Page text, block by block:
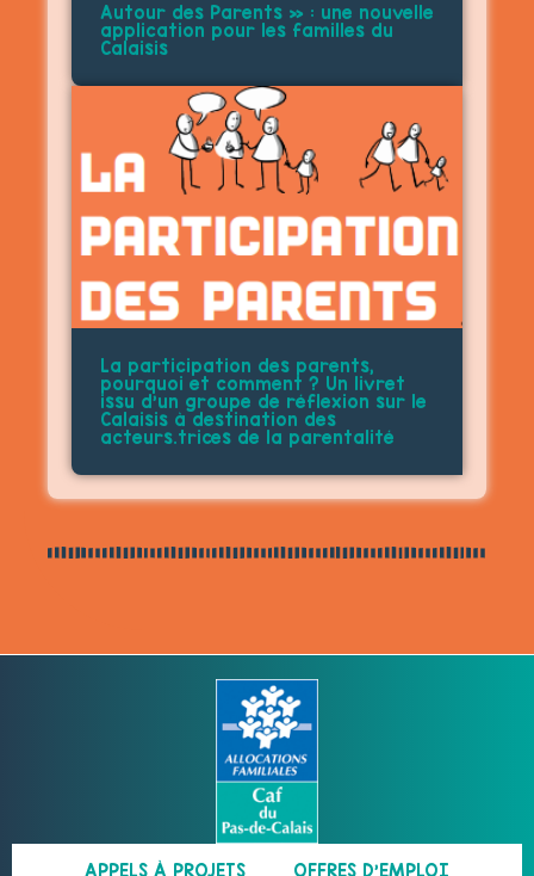
Autour des Parents » : une nouvelle
application pour les familles du
Calaisis
La participation des parents,
pourquoi et comment ? Un livret
issu d’un groupe de réflexion sur le
Calaisis à destination des
acteurs.trices de la parentalité
APPELS À PROJETS OFFRES D’EMPLOI